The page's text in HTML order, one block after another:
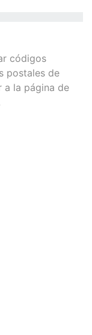
códigos
postales de
a la página de